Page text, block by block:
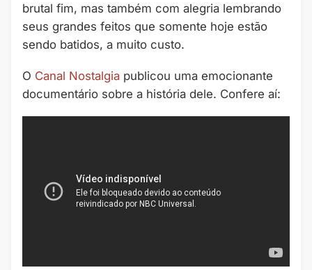
brutal fim, mas também com alegria lembrando
seus grandes feitos que somente hoje estão
sendo batidos, a muito custo.
O Canal Nostalgia publicou uma emocionante
documentário sobre a história dele. Confere aí: